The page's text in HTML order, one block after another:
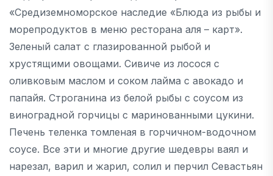
«Средиземноморское наследие «Блюда из рыбы и
морепродуктов в меню ресторана аля – карт».
Зеленый салат с глазированной рыбой и
хрустящими овощами. Сивиче из лосося с
оливковым маслом и соком лайма с авокадо и
папайя. Строганина из белой рыбы с соусом из
виноградной горчицы с маринованными цукини.
Печень теленка томленая в горчичном-водочном
соусе. Все эти и многие другие шедевры ваял и
нарезал, варил и жарил, солил и перчил Севастьян